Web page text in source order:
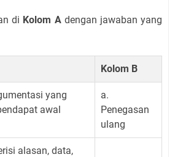
di Kolom Adengan jawaban yang
Kolom B
yang
awal
a.
Penegasan
ulang
alasan, data,